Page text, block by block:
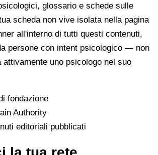
glossario e schede sulle
scheda non vive isolata nella pagina
all'interno di tutti questi contenuti,
persone con intent psicologico — non
uno psicologo nel suo
fondazione
Authority
editoriali pubblicati